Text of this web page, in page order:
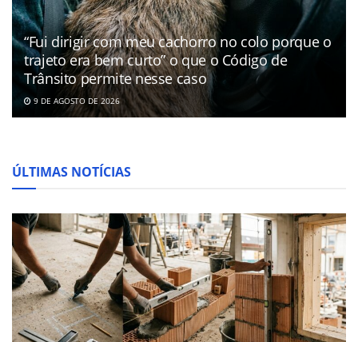
“Fui dirigir com meu cachorro no colo porque o
trajeto era bem curto” o que o Código de
Trânsito permite nesse caso
9 DE AGOSTO DE 2026
ÚLTIMAS NOTÍCIAS